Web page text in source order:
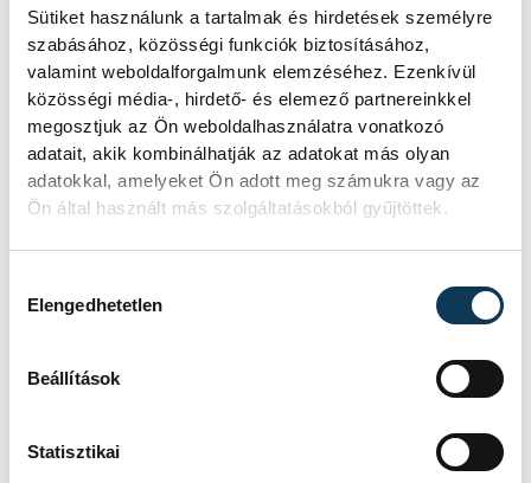
Sütiket használunk a tartalmak és hirdetések személyre
szabásához, közösségi funkciók biztosításához,
valamint weboldalforgalmunk elemzéséhez. Ezenkívül
közösségi média-, hirdető- és elemező partnereinkkel
megosztjuk az Ön weboldalhasználatra vonatkozó
adatait, akik kombinálhatják az adatokat más olyan
adatokkal, amelyeket Ön adott meg számukra vagy az
Ön által használt más szolgáltatásokból gyűjtöttek.
Elengedhetetlen
Beállítások
Statisztikai